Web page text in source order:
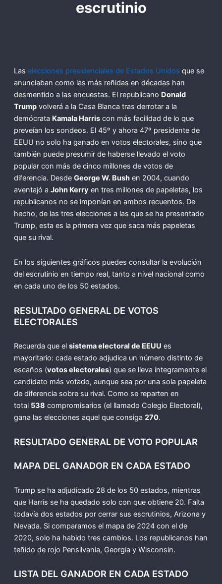
escrutinio
Las elecciones presidenciales de Estados Unidos que se
anunciaban como las más reñidas en décadas han
desmentido a las encuestas. El republicano Donald
Trumpvolverá a la Casa Blanca tras derrotar a la
demócrata Kamala Harriscon más facilidad de lo que
preveían los sondeos. El 45º y ahora 47º presidente de
EEUU no solo ha ganado en votos electorales, sino que
también puede presumir de haberse llevado el voto
popular con más de cinco millones de votos de
diferencia. Desde George W. Bushen 2004, cuando
aventajó a John Kerry en tres millones de papeletas, los
republicanos no se imponían en ambos recuentos. De
hecho, de las tres elecciones a las que se ha presentado
Trump, esta es la primera vez que saca más papeletas
que su rival.
En los siguientes gráficos puedes consultar la evolución
del escrutinio en tiempo real, tanto a nivel nacional como
en cada uno de los 50 estados.
RESULTADO GENERAL DE VOTOS
ELECTORALES
Recuerda que el sistema electoral de EEUU es
mayoritario: cada estado adjudica un número distinto de
escaños (votos electorales) que se lleva íntegramente el
candidato más votado, aunque sea por una sola papeleta
de diferencia sobre su rival. Como se reparten en
total 538 compromisarios (el llamado Colegio Electoral),
gana las elecciones aquel que consiga 270.
RESULTADO GENERAL DE VOTO POPULAR
MAPA DEL GANADOR EN CADA ESTADO
Trump se ha adjudicado 28 de los 50 estados, mientras
que Harris se ha quedado solo con que obtiene 20. Falta
todavía dos estados por cerrar sus escrutinios, Arizona y
Nevada. Si comparamos el mapa de 2024 con el de
2020, solo ha habido tres cambios. Los republicanos han
teñido de rojo Pensilvania, Georgia y Wisconsin.
LISTA DEL GANADOR EN CADA ESTADO